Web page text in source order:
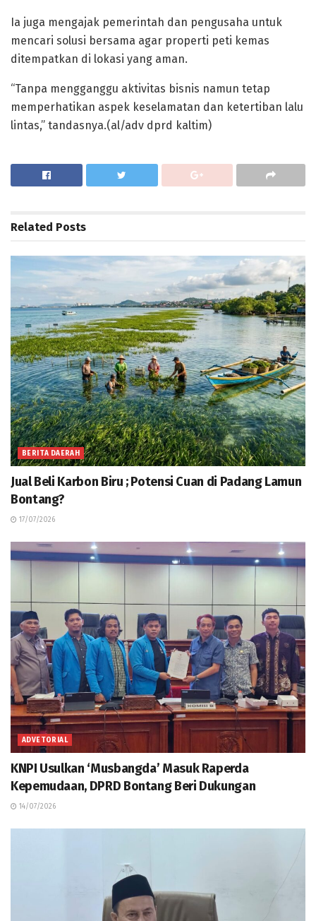
Ia juga mengajak pemerintah dan pengusaha untuk
mencari solusi bersama agar properti peti kemas
ditempatkan di lokasi yang aman.
“Tanpa mengganggu aktivitas bisnis namun tetap
memperhatikan aspek keselamatan dan ketertiban lalu
lintas,” tandasnya.(al/adv dprd kaltim)
Related Posts
BERITA DAERAH
Jual Beli Karbon Biru ; Potensi Cuan di Padang Lamun
Bontang?
17/07/2026
ADVETORIAL
KNPI Usulkan ‘Musbangda’ Masuk Raperda
Kepemudaan, DPRD Bontang Beri Dukungan
14/07/2026